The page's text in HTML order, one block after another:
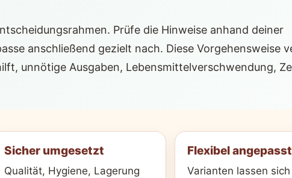
Prüfe die Hinweise anhand deiner
anschließend gezielt nach. Diese Vorgehensweise
unnötige Ausgaben, Lebensmittelverschwendung,
Sicher umgesetzt
Qualität, Hygiene, Lagerung
Flexibel angepasst
Varianten lassen sich